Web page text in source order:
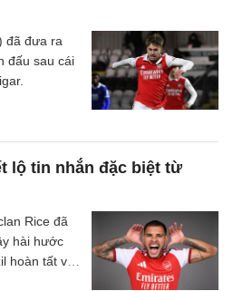
đã đưa ra
đấu sau cái
lộ tin nhắn đặc biệt từ
Rice đã
hài hước
hoàn tất vụ